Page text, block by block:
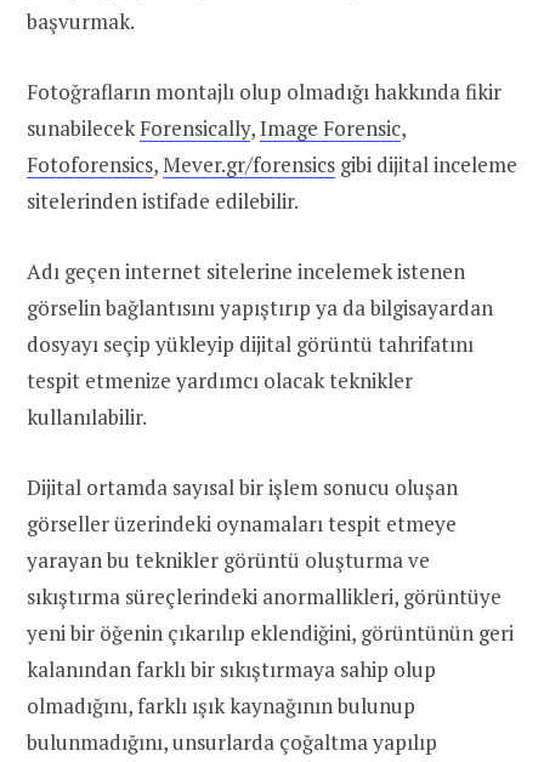
başvurmak.
Fotoğrafların montajlı olup olmadığı hakkında fikir
sunabilecekForensically,Image Forensic,
Fotoforensics,Mever.gr/forensics gibi dijital inceleme
sitelerinden istifade edilebilir.
Adı geçen internet sitelerine incelemek istenen
görselin bağlantısını yapıştırıp ya da bilgisayardan
dosyayı seçip yükleyip dijital görüntü tahrifatını
tespit etmenize yardımcı olacak teknikler
kullanılabilir.
Dijital ortamda sayısal bir işlem sonucu oluşan
görseller üzerindeki oynamaları tespit etmeye
yarayan bu teknikler görüntü oluşturma ve
sıkıştırma süreçlerindeki anormallikleri, görüntüye
yeni bir öğenin çıkarılıp eklendiğini, görüntünün geri
kalanından farklı bir sıkıştırmaya sahip olup
olmadığını, farklı ışık kaynağının bulunup
bulunmadığını, unsurlarda çoğaltma yapılıp